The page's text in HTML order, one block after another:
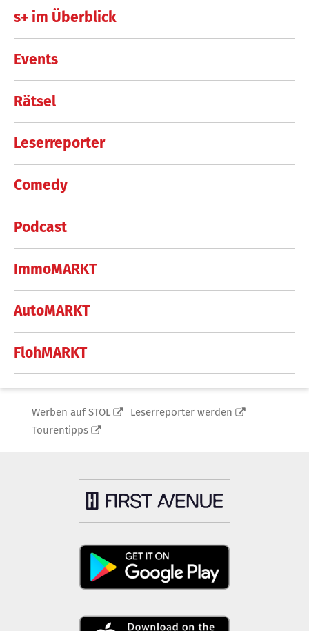
s+ im Überblick
Events
Rätsel
Leserreporter
Comedy
Podcast
ImmoMARKT
AutoMARKT
FlohMARKT
Werben auf STOL
Leserreporter werden
Tourentipps